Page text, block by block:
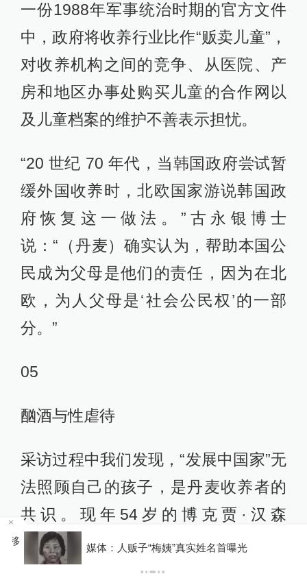
一份1988年军事统治时期的官方文件
中，政府将收养行业比作“贩卖儿童”，
对收养机构之间的竞争、从医院、产
房和地区办事处购买儿童的合作网以
及儿童档案的维护不善表示担忧。
“20 世纪 70 年代，当韩国政府尝试暂
缓外国收养时，北欧国家游说韩国政
府恢复这一做法。”古永银博士
说：“（丹麦）确实认为，帮助本国公
民成为父母是他们的责任，因为在北
欧，为人父母是‘社会公民权’的一部
分。”
05
酗酒与性虐待
采访过程中我们发现，“发展中国家”无
法照顾自己的孩子，是丹麦收养者的
共识。现年54岁的博克贾·汉森
（Bokja Hansen）被收养后在丹麦长
大，她一直认为，在丹麦被收养比在
媒体：人贩子“梅姨”真实姓名首曝光